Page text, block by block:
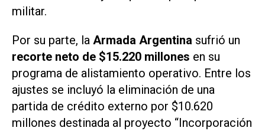
militar.
Por su parte, la Armada Argentina sufrió un
recorte neto de $15.220 millones en su
programa de alistamiento operativo. Entre los
ajustes se incluyó la eliminación de una
partida de crédito externo por $10.620
millones destinada al proyecto “Incorporación